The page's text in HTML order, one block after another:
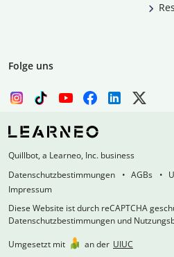
Folge uns
Quillbot, a Learneo, Inc. business
Datenschutzbestimmungen
AGBs
Impressum
Diese Website ist durch reCAPTCHA
Datenschutzbestimmungen und
Umgesetzt mit
an der UIUC